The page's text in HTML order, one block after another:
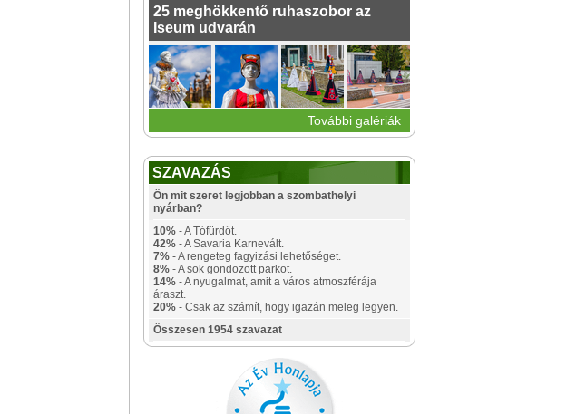
25 meghökkentő ruhaszobor az
Iseum udvarán
További galériák
SZAVAZÁS
Ön mit szeret legjobban a szombathelyi
nyárban?
10% - A Tófürdőt.
42% - A Savaria Karnevált.
7% - A rengeteg fagyizási lehetőséget.
8% - A sok gondozott parkot.
14% - A nyugalmat, amit a város atmoszférája
áraszt.
20% - Csak az számít, hogy igazán meleg legyen.
Összesen 1954 szavazat